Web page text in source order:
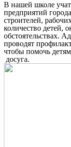
В нашей школе
предприятий
строителей,
количество детей,
обстоятельствах.
проводят
чтобы помочь
досуга.